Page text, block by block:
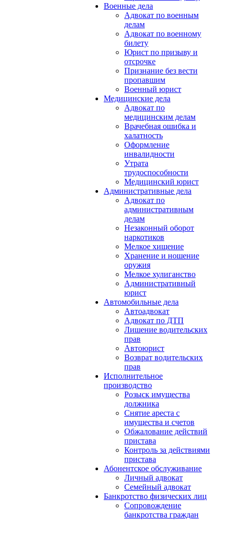
Военные дела
Адвокат по военным
делам
Адвокат по военному
билету
Юрист по призыву и
отсрочке
Признание без вести
пропавшим
Военный юрист
Медицинские дела
Адвокат по
медицинским делам
Врачебная ошибка и
халатность
Оформление
инвалидности
Утрата
трудоспособности
Медицинский юрист
Административные дела
Адвокат по
административным
делам
Незаконный оборот
наркотиков
Мелкое хищение
Хранение и ношение
оружия
Мелкое хулиганство
Административный
юрист
Автомобильные дела
Автоадвокат
Адвокат по ДТП
Лишение водительских
прав
Автоюрист
Возврат водительских
прав
Исполнительное
производство
Розыск имущества
должника
Снятие ареста с
имущества и счетов
Обжалование действий
пристава
Контроль за действиями
пристава
Абонентское обслуживание
Личный адвокат
Семейный адвокат
Банкротство физических лиц
Сопровождение
банкротства граждан